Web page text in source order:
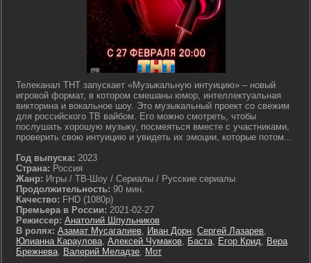
Телеканал ТНТ запускает «Музыкальную интуицию» – новый
игровой формат, в котором смешаны юмор, интеллектуальная
викторина и вокальное шоу. Это музыкальный проект со свежим
для российского ТВ вайбом. Его можно смотреть, чтобы
послушать хорошую музыку, посмеяться вместе с участниками,
проверить свою интуицию и увидеть их эмоции, которые потом...
Год выпуска: 2023
Страна: Россия
Жанр: Игры / ТВ-Шоу / Сериалы / Русские сериалы
Продолжительность: 90 мин.
Качество: FHD (1080p)
Премьера в России: 2021-02-27
Режиссер: Анатолий Шпульников
В ролях: Азамат Мусагалиев, Иван Дорн, Сергей Лазарев,
Юлианна Караулова, Алексей Чумаков, Баста, Егор Крид, Вера
Брежнева, Валерий Меладзе, Мот